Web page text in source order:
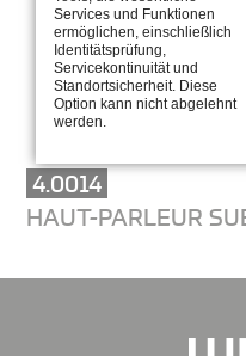
4.0014
HAUT-PARLEUR
Services und Funktionen
ermöglichen, einschließlich
Identitätsprüfung,
Servicekontinuität und
Standortsicherheit. Diese
Option kann nicht abgelehnt
werden.